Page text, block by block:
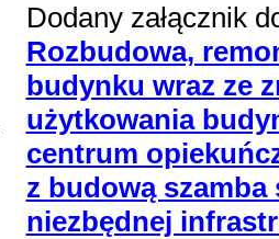
Dodany załącznik
Rozbudowa,
budynku wraz ze
użytkowania
centrum
z budową szamba
niezbędnej